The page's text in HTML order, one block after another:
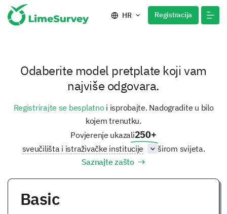
HR Registracija
Odaberite model pretplate koji vam
najviše odgovara.
Registrirajte se besplatnoi isprobajte. Nadogradite u bilo
kojem trenutku.
Povjerenje ukazali250+
sveučilišta i istraživačke institucije
širom svijeta.
Saznajte zašto
Basic